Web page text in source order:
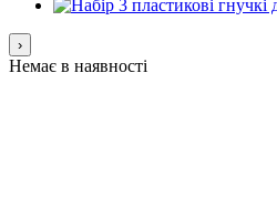
›
Немає в наявності